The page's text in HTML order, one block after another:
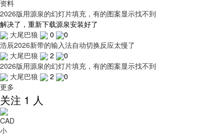
资料
2026版用源泉的幻灯片填充，有的图案显示找不到
解决了，重新下载源泉安装好了
大尾巴狼
0
0
浩辰2026新带的输入法自动切换反应太慢了
大尾巴狼
2
0
2026版用源泉的幻灯片填充，有的图案显示找不到
大尾巴狼
2
0
更多
关注 1 人